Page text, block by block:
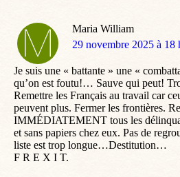
Maria William
dit
29 novembre 2025 à 18
Je suis une « battante » une «
qu’on est foutu!… Sauve qui peut!
Remettre les Français au travail car
peuvent plus. Fermer les frontières.
IMMÉDIATEMENT tous les
et sans papiers chez eux. Pas de
liste est trop longue…Destitution…
F R E X I T.